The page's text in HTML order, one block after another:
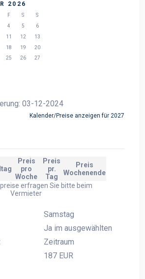
2026
F S
S
4 5
6
11 12
13
18 19
20
25 26
27
03-12-2024
Kalender/Preise anzeigen für 2027
Preis
pro
Woche
Preis
pr.
Tag
Preis
Wochenende
erfragen Sie bitte beim
Vermieter
Samstag
Ja im ausgewählten
Zeitraum
187 EUR